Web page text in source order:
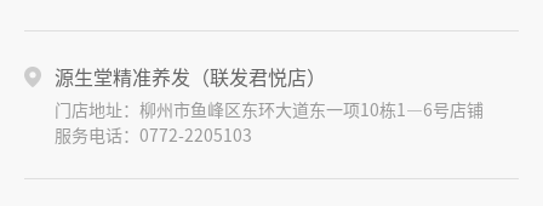
源生堂精准养发（联发君悦店）
门店地址：柳州市鱼峰区东环大道东一项10栋1—6号店铺
服务电话：0772-2205103